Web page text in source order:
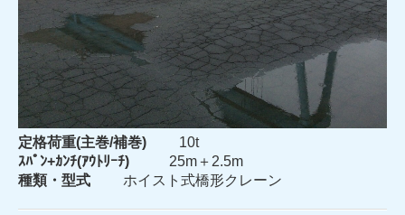
定格荷重(主巻/補巻)
10t
ｽﾊﾟﾝ+ｶﾝﾁ(ｱｳﾄﾘｰﾁ)
25m＋2.5m
種類・型式 ホイスト式橋形クレーン